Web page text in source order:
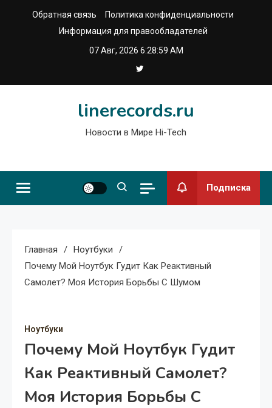
Обратная связь
Политика конфиденциальности
Информация для правообладателей
07 Авг, 2026 6:29:00 AM
linerecords.ru
Новости в Мире Hi-Tech
Подписка
Главная
Ноутбуки
Почему Мой Ноутбук Гудит Как Реактивный
Самолет? Моя История Борьбы С Шумом
Ноутбуки
Почему Мой Ноутбук Гудит
Как Реактивный Самолет?
Моя История Борьбы С